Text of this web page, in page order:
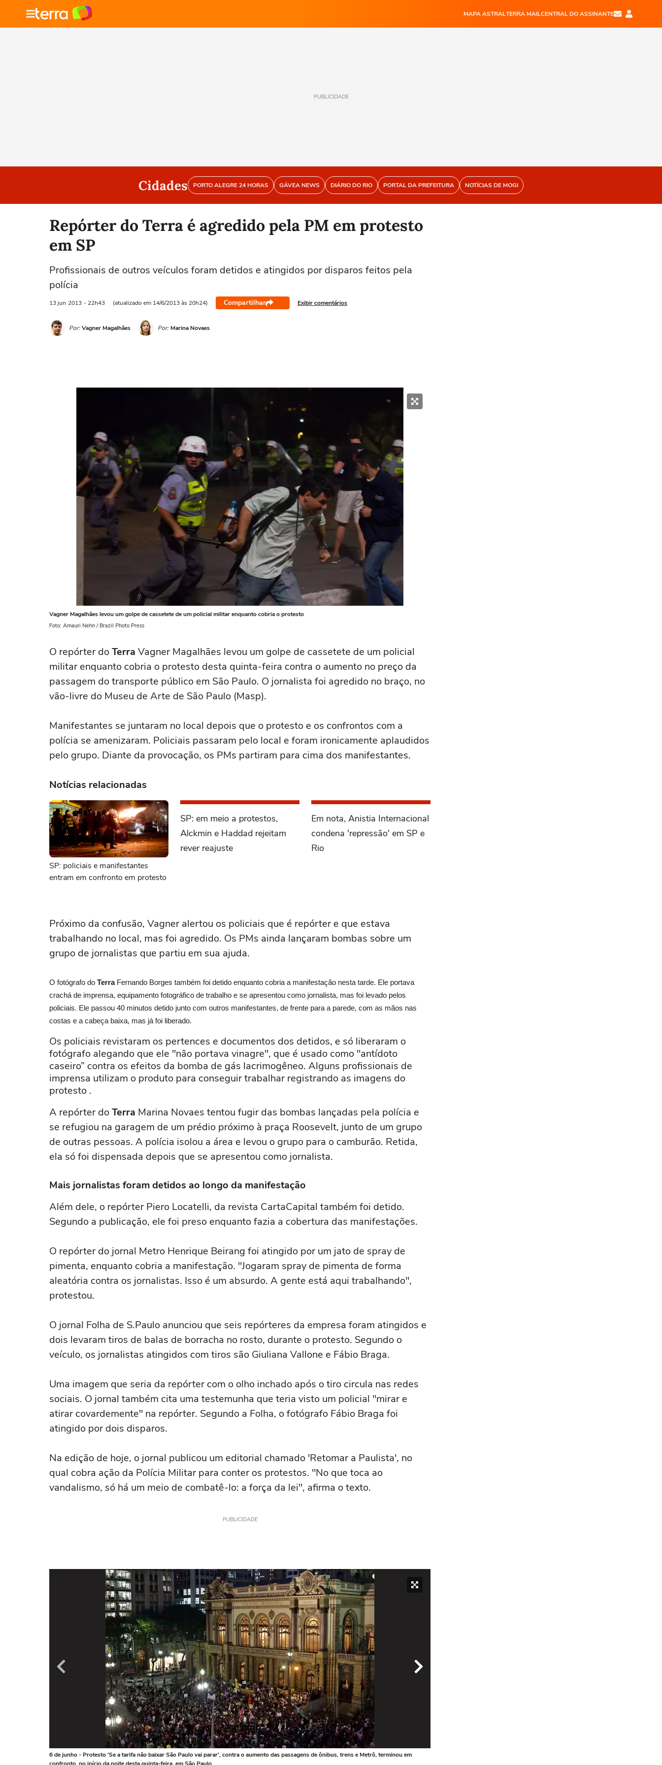
MAPA ASTRALTERRA MAILCENTRAL DO ASSINANTE
PUBLICIDADE
Cidades PORTO ALEGRE 24 HORAS GÁVEA NEWS DIÁRIO DO RIO PORTAL DA PREFEITURA NOTÍCIAS DE MOGI
Repórter do Terra é agredido pela PM em protesto
em SP
Profissionais de outros veículos foram detidos e atingidos por disparos feitos pela
polícia
13 jun 2013 - 22h43 (atualizado em 14/6/2013 às 20h24) Compartilhar Exibir comentários
Por: Vagner Magalhães Por: Marina Novaes
Vagner Magalhães levou um golpe de cassetete de um policial militar enquanto cobria o protesto
Foto: Amauri Nehn / Brazil Photo Press
O repórter doTerra Vagner Magalhães levou um golpe de cassetete de um policial
militar enquanto cobria o protesto desta quinta-feira contra o aumento no preço da
passagem do transporte público em São Paulo. O jornalista foi agredido no braço, no
vão-livre do Museu de Arte de São Paulo (Masp).
Manifestantes se juntaram no local depois que o protesto e os confrontos com a
polícia se amenizaram. Policiais passaram pelo local e foram ironicamente aplaudidos
pelo grupo. Diante da provocação, os PMs partiram para cima dos manifestantes.
Notícias relacionadas
SP: policiais e manifestantes
entram em confronto em protesto
SP: em meio a protestos,
Alckmin e Haddad rejeitam
rever reajuste
Em nota, Anistia Internacional
condena 'repressão' em SP e
Rio
Próximo da confusão, Vagner alertou os policiais que é repórter e que estava
trabalhando no local, mas foi agredido. Os PMs ainda lançaram bombas sobre um
grupo de jornalistas que partiu em sua ajuda.
O fotógrafo do Terra Fernando Borges também foi detido enquanto cobria a manifestação nesta tarde. Ele portava
crachá de imprensa, equipamento fotográfico de trabalho e se apresentou como jornalista, mas foi levado pelos
policiais. Ele passou 40 minutos detido junto com outros manifestantes, de frente para a parede, com as mãos nas
costas e a cabeça baixa, mas já foi liberado.
Os policiais revistaram os pertences e documentos dos detidos, e só liberaram o
fotógrafo alegando que ele "não portava vinagre", que é usado como "antídoto
caseiro” contra os efeitos da bomba de gás lacrimogêneo. Alguns profissionais de
imprensa utilizam o produto para conseguir trabalhar registrando as imagens do
protesto .
A repórter doTerra Marina Novaes tentou fugir das bombas lançadas pela polícia e
se refugiou na garagem de um prédio próximo à praça Roosevelt, junto de um grupo
de outras pessoas. A polícia isolou a área e levou o grupo para o camburão. Retida,
ela só foi dispensada depois que se apresentou como jornalista.
Mais jornalistas foram detidos ao longo da manifestação
Além dele, o repórter Piero Locatelli, da revista CartaCapital também foi detido.
Segundo a publicação, ele foi preso enquanto fazia a cobertura das manifestações.
O repórter do jornal Metro Henrique Beirang foi atingido por um jato de spray de
pimenta, enquanto cobria a manifestação. "Jogaram spray de pimenta de forma
aleatória contra os jornalistas. Isso é um absurdo. A gente está aqui trabalhando",
protestou.
O jornal Folha de S.Paulo anunciou que seis repórteres da empresa foram atingidos e
dois levaram tiros de balas de borracha no rosto, durante o protesto. Segundo o
veículo, os jornalistas atingidos com tiros são Giuliana Vallone e Fábio Braga.
Uma imagem que seria da repórter com o olho inchado após o tiro circula nas redes
sociais. O jornal também cita uma testemunha que teria visto um policial "mirar e
atirar covardemente" na repórter. Segundo a Folha, o fotógrafo Fábio Braga foi
atingido por dois disparos.
Na edição de hoje, o jornal publicou um editorial chamado 'Retomar a Paulista', no
qual cobra ação da Polícia Militar para conter os protestos. "No que toca ao
vandalismo, só há um meio de combatê-lo: a força da lei", afirma o texto.
PUBLICIDADE
6 de junho - Protesto 'Se a tarifa não baixar São Paulo vai parar', contra o aumento das passagens de ônibus, trens e Metrô, terminou em